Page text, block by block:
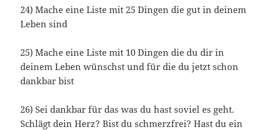
24) Mache eine Liste mit 25 Dingen die gut in deinem
Leben sind
25) Mache eine Liste mit 10 Dingen die du dir in
deinem Leben wünschst und für die du jetzt schon
dankbar bist
26) Sei dankbar für das was du hast soviel es geht.
Schlägt dein Herz? Bist du schmerzfrei? Hast du ein